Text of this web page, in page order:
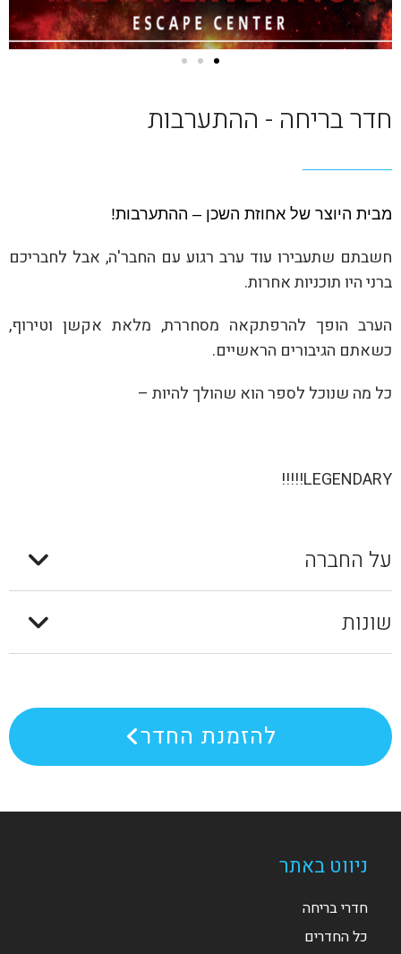
חדר בריחה - ההתערבות
מבית היוצר של אחוזת השכן – ההתערבות!
חשבתם שתעבירו עוד ערב רגוע עם החבר'ה, אבל לחבריכם
ברני היו תוכניות אחרות.
הערב הופך להרפתקאה מסחררת, מלאת אקשן וטירוף,
כשאתם הגיבורים הראשיים.
כל מה שנוכל לספר הוא שהולך להיות –
LEGENDARY!!!!!
על החברה
שונות
להזמנת החדר
ניווט באתר
חדרי בריחה
כל החדרים